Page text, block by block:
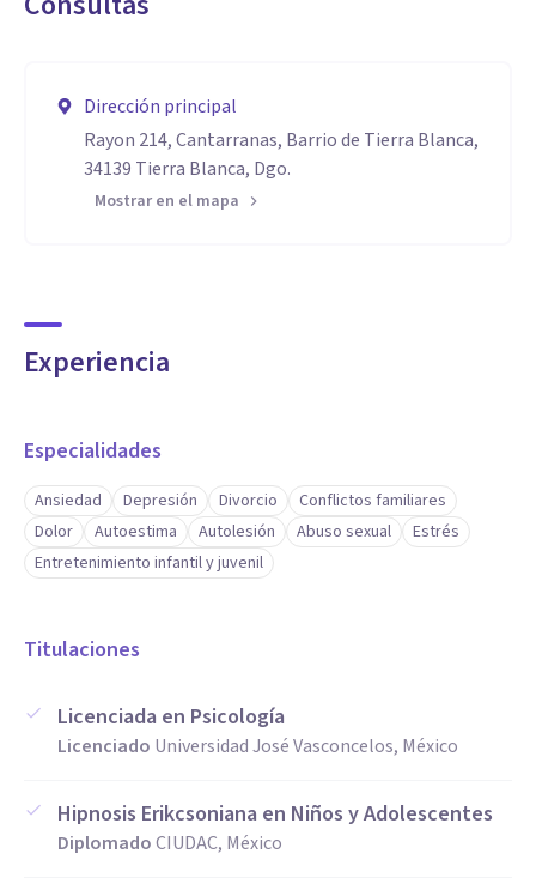
Dirección principal
Rayon 214, Cantarranas, Barrio de Tierra Blanca,
34139 Tierra Blanca, Dgo.
Mostrar en el mapa
Experiencia
Especialidades
Ansiedad Depresión Divorcio
Conflictos familiares
Dolor
Autoestima Autolesión Abuso sexual
Estrés
Entretenimiento infantil y juvenil
Titulaciones
Licenciada en Psicología
Licenciado Universidad José Vasconcelos, México
Hipnosis Erikcsoniana en Niños y Adolescentes
DiplomadoCIUDAC, México